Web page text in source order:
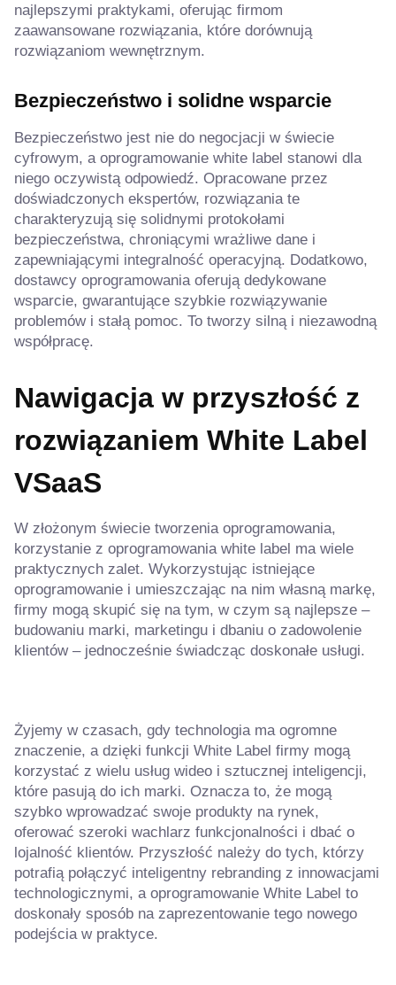
najlepszymi praktykami, oferując firmom
zaawansowane rozwiązania, które dorównują
rozwiązaniom wewnętrznym.
Bezpieczeństwo i solidne wsparcie
Bezpieczeństwo jest nie do negocjacji w świecie
cyfrowym, a oprogramowanie white label stanowi dla
niego oczywistą odpowiedź. Opracowane przez
doświadczonych ekspertów, rozwiązania te
charakteryzują się solidnymi protokołami
bezpieczeństwa, chroniącymi wrażliwe dane i
zapewniającymi integralność operacyjną. Dodatkowo,
dostawcy oprogramowania oferują dedykowane
wsparcie, gwarantujące szybkie rozwiązywanie
problemów i stałą pomoc. To tworzy silną i niezawodną
współpracę.
Nawigacja w przyszłość z
rozwiązaniem White Label
VSaaS
W złożonym świecie tworzenia oprogramowania,
korzystanie z oprogramowania white label ma wiele
praktycznych zalet. Wykorzystując istniejące
oprogramowanie i umieszczając na nim własną markę,
firmy mogą skupić się na tym, w czym są najlepsze –
budowaniu marki, marketingu i dbaniu o zadowolenie
klientów – jednocześnie świadcząc doskonałe usługi.
Żyjemy w czasach, gdy technologia ma ogromne
znaczenie, a dzięki funkcji White Label firmy mogą
korzystać z wielu usług wideo i sztucznej inteligencji,
które pasują do ich marki. Oznacza to, że mogą
szybko wprowadzać swoje produkty na rynek,
oferować szeroki wachlarz funkcjonalności i dbać o
lojalność klientów. Przyszłość należy do tych, którzy
potrafią połączyć inteligentny rebranding z innowacjami
technologicznymi, a oprogramowanie White Label to
doskonały sposób na zaprezentowanie tego nowego
podejścia w praktyce.